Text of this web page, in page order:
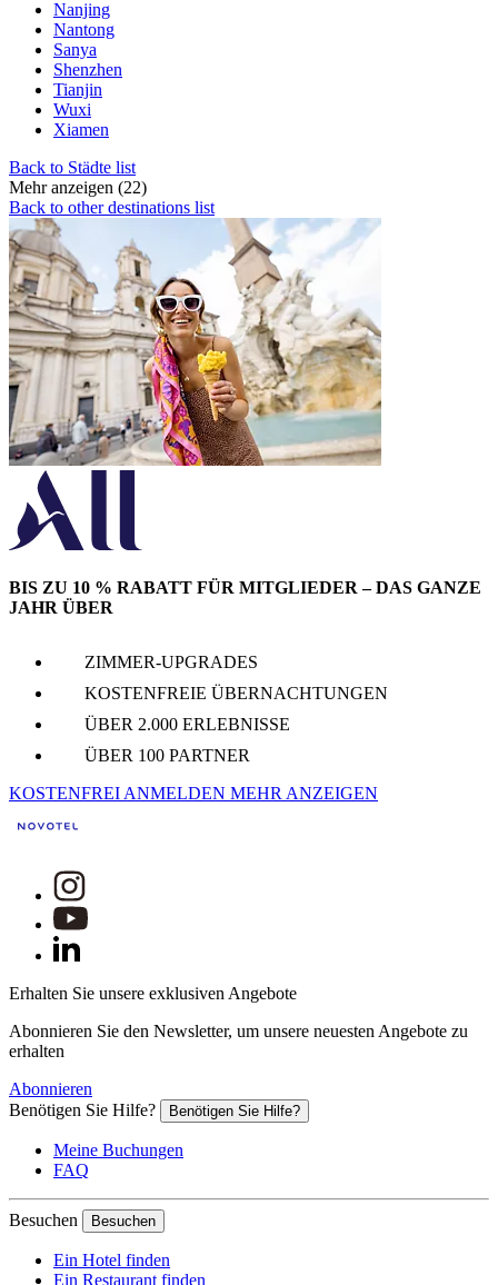
Nanjing
Nantong
Sanya
Shenzhen
Tianjin
Wuxi
Xiamen
Back to Städte list
Mehr anzeigen (22)
Back to other destinations list
BIS ZU 10 % RABATT FÜR MITGLIEDER – DAS GANZE
JAHR ÜBER
ZIMMER-UPGRADES
KOSTENFREIE ÜBERNACHTUNGEN
ÜBER 2.000 ERLEBNISSE
ÜBER 100 PARTNER
KOSTENFREI ANMELDEN MEHR ANZEIGEN
Erhalten Sie unsere exklusiven Angebote
Abonnieren Sie den Newsletter, um unsere neuesten Angebote zu
erhalten
Abonnieren
Benötigen Sie Hilfe?
Benötigen Sie Hilfe?
Meine Buchungen
FAQ
Besuchen Besuchen
Ein Hotel finden
Ein Restaurant finden